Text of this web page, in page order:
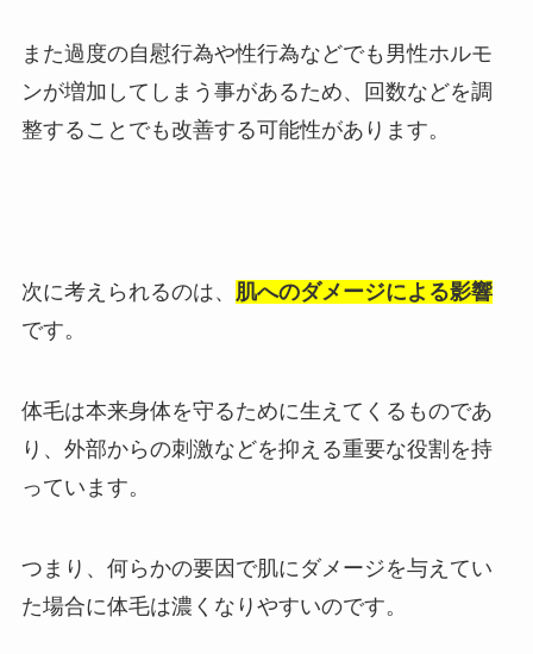
また過度の自慰行為や性行為などでも男性ホルモ
ンが増加してしまう事があるため、回数などを調
整することでも改善する可能性があります。
次に考えられるのは、
肌へのダメージによる影響
です。
体毛は本来身体を守るために生えてくるものであ
り、外部からの刺激などを抑える重要な役割を持
っています。
つまり、何らかの要因で肌にダメージを与えてい
た場合に体毛は濃くなりやすいのです。